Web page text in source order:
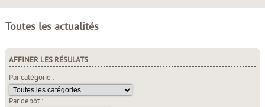
Toutes les actualités
AFFINER LES RÉSULATS
Par catégorie :
Par dépôt :